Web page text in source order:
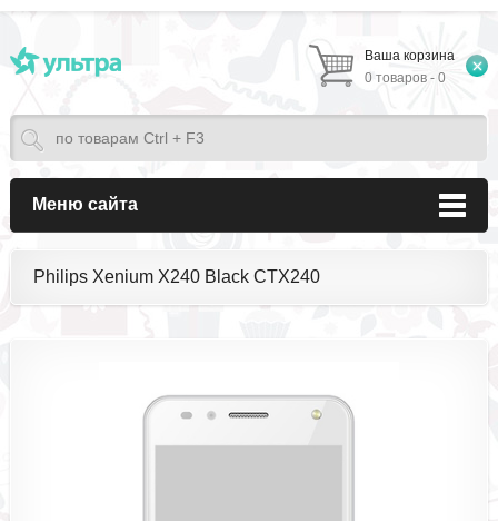
Ваша корзина
0 товаров - 0
Меню сайта
Philips Xenium X240 Black CTX240